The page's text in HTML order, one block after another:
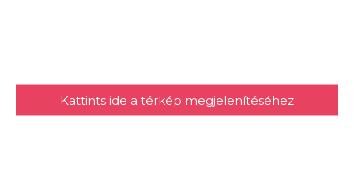
Kattints ide a térkép megjelenítéséhez